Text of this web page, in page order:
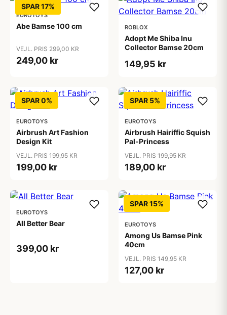
SPAR 17%
EUROTOYS
Abe Bamse 100 cm
VEJL. PRIS 299,00 KR
249,00 kr
ROBLOX
Adopt Me Shiba Inu
Collector Bamse 20cm
149,95 kr
SPAR 0%
EUROTOYS
Airbrush Art Fashion
Design Kit
VEJL. PRIS 199,95 KR
199,00 kr
SPAR 5%
EUROTOYS
Airbrush Hairiffic Squish
Pal-Princess
VEJL. PRIS 199,95 KR
189,00 kr
EUROTOYS
All Better Bear
399,00 kr
SPAR 15%
EUROTOYS
Among Us Bamse Pink
40cm
VEJL. PRIS 149,95 KR
127,00 kr